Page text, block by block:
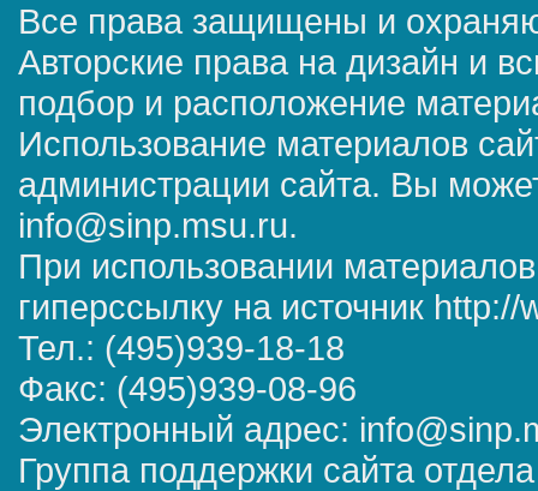
Все права защищены и
Авторские права на дизайн и
подбор и расположение
Использование материалов
администрации сайта. Вы
info@sinp.msu.ru.
При использовании
гиперссылку на источник
Тел.: (495)939-18-18
Факс: (495)939-08-96
Электронный адрес:
Группа поддержки сайта